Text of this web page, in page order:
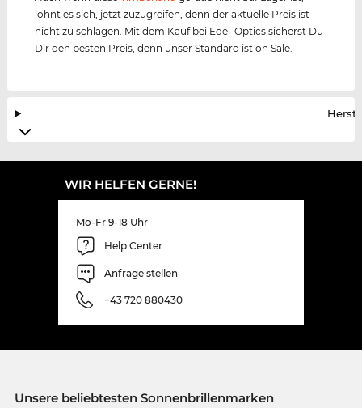
lohnt es sich, jetzt zuzugreifen, denn der aktuelle Preis ist
nicht zu schlagen. Mit dem Kauf bei Edel-Optics sicherst Du
Dir den besten Preis, denn unser Standard ist on Sale.
WIR HELFEN GERNE!
Mo-Fr 9-18 Uhr
Help Center
Anfrage stellen
+43 720 880430
Unsere beliebtesten Sonnenbrillenmarken